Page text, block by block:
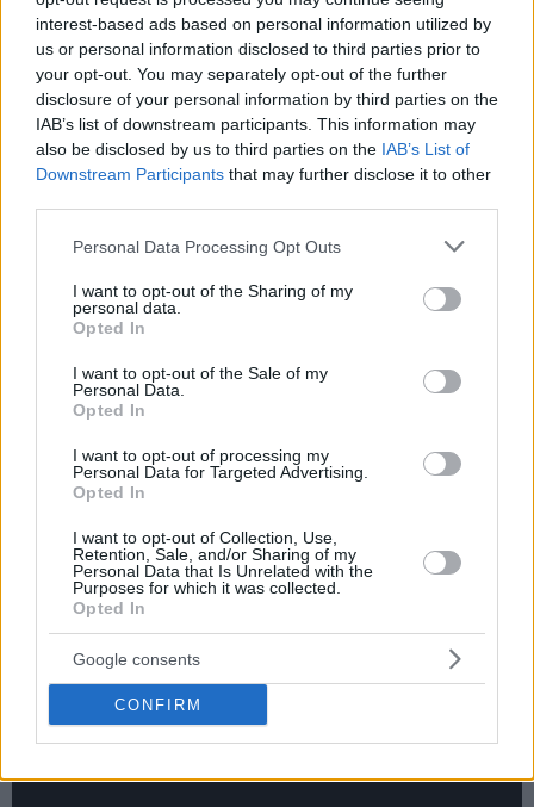
interest-based ads based on personal information utilized by
us or personal information disclosed to third parties prior to
your opt-out. You may separately opt-out of the further
disclosure of your personal information by third parties on the
IAB’s list of downstream participants. This information may
also be disclosed by us to third parties on the IAB’s List of
Downstream Participants that may further disclose it to other
Please note that this website/app uses one or more Google
not limited to your visit or usage behaviour. You may click to
grant or deny consent to Google and its third-party tags to
use your data for below specified purposes in below Google
consent section.
Personal Data Processing Opt Outs
I want to opt-out of the Sharing of my
personal data.
Opted In
I want to opt-out of the Sale of my
Personal Data.
Opted In
I want to opt-out of processing my
Personal Data for Targeted Advertising.
Opted In
I want to opt-out of Collection, Use,
Retention, Sale, and/or Sharing of my
Personal Data that Is Unrelated with the
Purposes for which it was collected.
Opted In
Google consents
CONFIRM